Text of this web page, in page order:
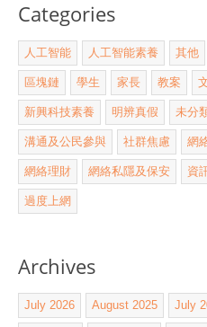
Categories
人工智能 人工智能素養 其他
區塊鏈 學生 家長 教案
新興科技素養 明辨真假 未分
溝通及公民參與 社群焦慮 網
網絡理財 網絡私隱及保安 資
過度上網
Archives
July 2026 August 2025 July